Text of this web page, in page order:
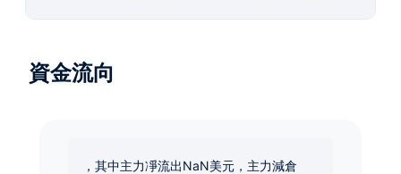
資金流向
，其中主力凈流出NaN美元，主力減倉